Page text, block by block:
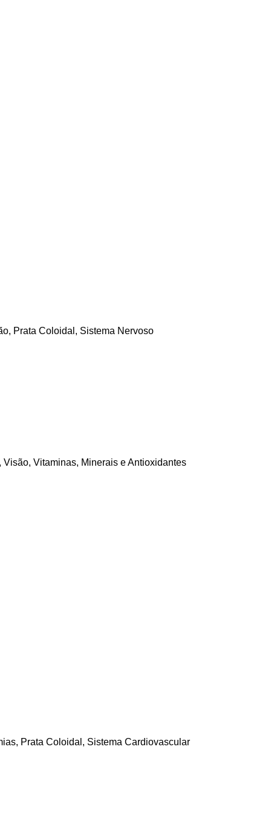
, Prata Coloidal , Sistema Nervoso
Visão, Vitaminas, Minerais e Antioxidantes
, Prata Coloidal , Sistema Cardiovascular